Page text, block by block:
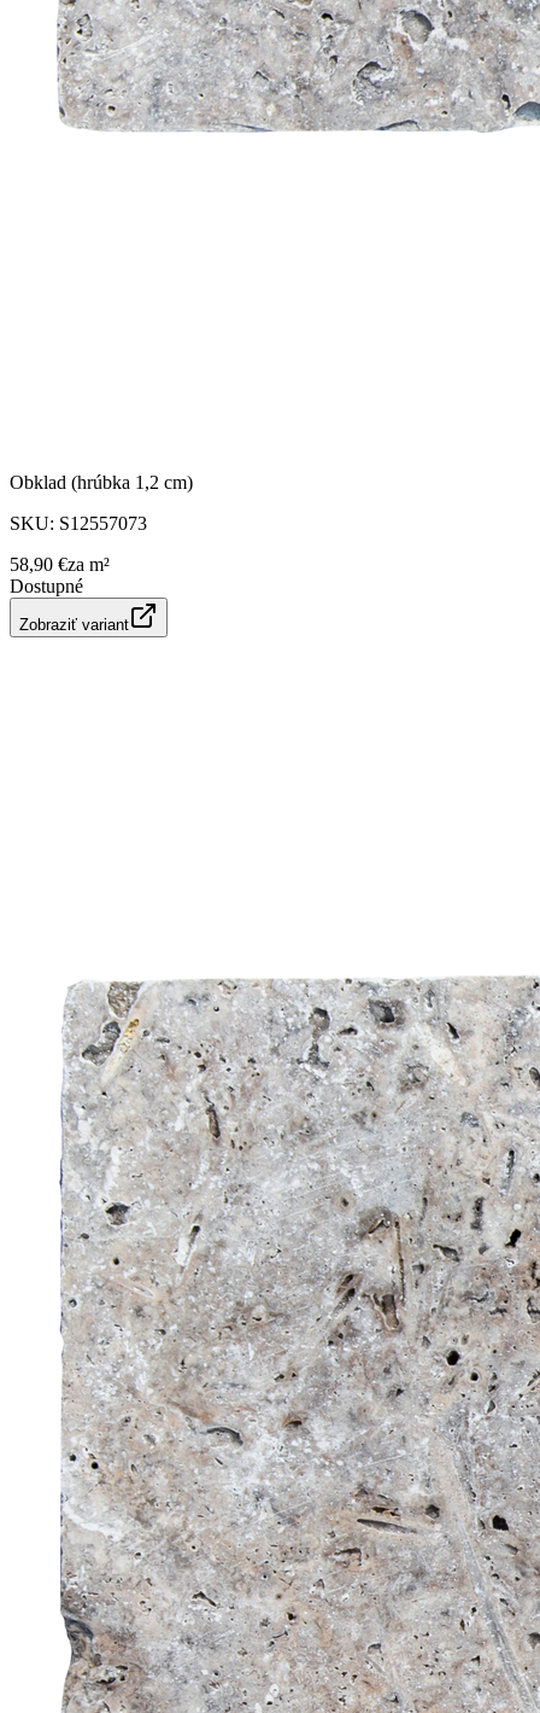
Obklad (hrúbka 1,2 cm)
SKU: S12557073
58,90 €za m²
Dostupné
Zobraziť variant